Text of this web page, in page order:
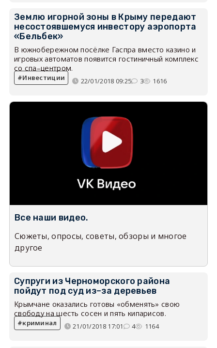
Землю игорной зоны в Крыму передают
несостоявшемуся инвестору аэропорта
«Бельбек»
В южнобережном посёлке Гаспра вместо казино и
игровых автоматов появится гостиничный комплекс
со спа–центром.
Инвестиции 22/01/2018 09:25 3 1616
Все наши видео.
Сюжеты, опросы, советы, обзоры и многое
другое
Супруги из Черноморского района
пойдут под суд из–за деревьев
Крымчане оказались готовы «обменять» свою
свободу на шесть сосен и пять кипарисов.
криминал 21/01/2018 17:01 4 1164